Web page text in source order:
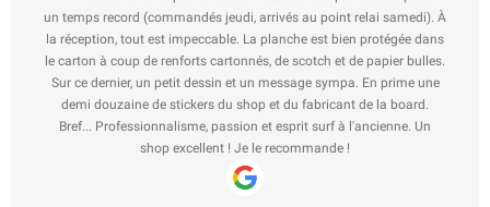
un temps record (commandés jeudi, arrivés au point relai samedi). À
la réception, tout est impeccable. La planche est bien protégée dans
le carton à coup de renforts cartonnés, de scotch et de papier bulles.
Sur ce dernier, un petit dessin et un message sympa. En prime une
demi douzaine de stickers du shop et du fabricant de la board.
Bref... Professionnalisme, passion et esprit surf à l'ancienne. Un
shop excellent ! Je le recommande !